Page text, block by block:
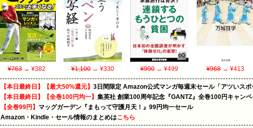
¥763 → ¥382 ¥1,100→ ¥330 ¥990→ ¥499 ¥968→ ¥413
【本日最終日】【最大50%還元】 3日間限定 Amazon公式マンガ毎週末セール「アツいスポ
【本日最終日】【全巻100円均一】 集英社 創業100周年記念『GANTZ』全巻100円キャンペ
【全巻99円】 マッグガーデン『まもって守護月天！』99円均一セール
Amazon・Kindle・セール情報のまとめはこちら